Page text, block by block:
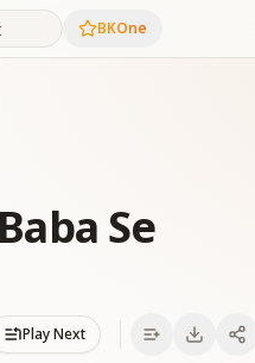
BKOne
Se
Play Next